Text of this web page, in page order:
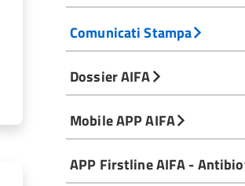
Comunicati Stampa
Dossier AIFA
Mobile APP AIFA
APP Firstline AIFA -